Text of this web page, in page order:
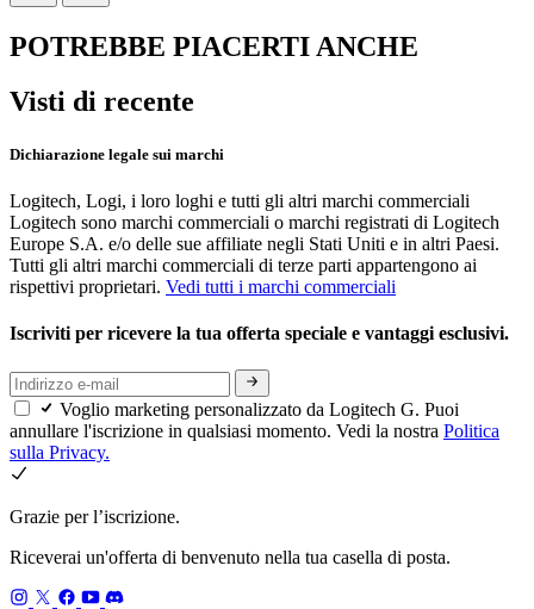
POTREBBE PIACERTI ANCHE
Visti di recente
Dichiarazione legale sui marchi
Logitech, Logi, i loro loghi e tutti gli altri marchi commerciali
Logitech sono marchi commerciali o marchi registrati di Logitech
Europe S.A. e/o delle sue affiliate negli Stati Uniti e in altri Paesi.
Tutti gli altri marchi commerciali di terze parti appartengono ai
rispettivi proprietari. Vedi tutti i marchi commerciali
Iscriviti per ricevere la tua offerta speciale e vantaggi esclusivi.
Voglio marketing personalizzato da Logitech G. Puoi
annullare l'iscrizione in qualsiasi momento. Vedi la nostra Politica
sulla Privacy.
Grazie per l’iscrizione.
Riceverai un'offerta di benvenuto nella tua casella di posta.